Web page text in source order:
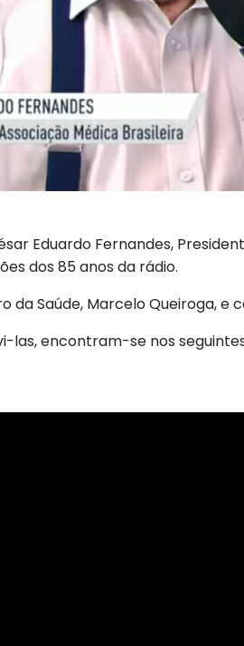
Eduardo Fernandes,
dos 85 anos da rádio.
da Saúde, Marcelo Queiroga,
las, encontram-se nos